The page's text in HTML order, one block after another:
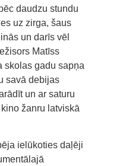
daudzu stundu
uz zirga, šaus
un darīs vēl
Matīss
skolas gadu sapņa
savā debijas
un ar saturu
žanru latviskā
ielūkoties daļēji